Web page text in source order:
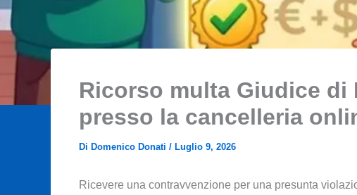
Ricorso multa Giudice di
presso la cancelleria
Di Domenico Donati / Luglio 9, 2026
Ricevere una contravvenzione per una presunta